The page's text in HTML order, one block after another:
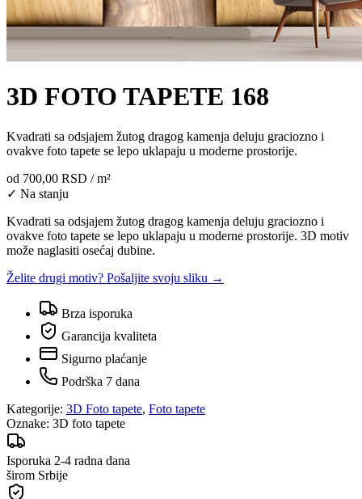
3D FOTO TAPETE 168
Kvadrati sa odsjajem žutog dragog kamenja deluju graciozno i
ovakve foto tapete se lepo uklapaju u moderne prostorije.
od 700,00 RSD / m²
✓ Na stanju
Kvadrati sa odsjajem žutog dragog kamenja deluju graciozno i
ovakve foto tapete se lepo uklapaju u moderne prostorije. 3D motiv
može naglasiti osećaj dubine.
Želite drugi motiv? Pošaljite svoju sliku →
Brza isporuka
Garancija kvaliteta
Sigurno plaćanje
Podrška 7 dana
Kategorije: 3D Foto tapete, Foto tapete
Oznake: 3D foto tapete
Isporuka 2-4 radna dana
širom Srbije